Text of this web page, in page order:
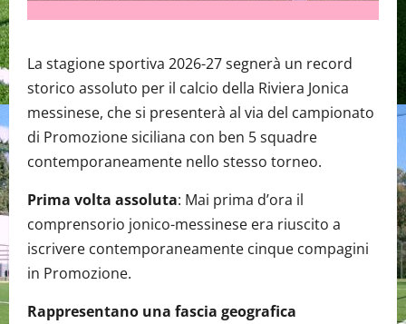
La stagione sportiva 2026-27 segnerà un record
storico assoluto per il calcio della Riviera Jonica
messinese, che si presenterà al via del campionato
di Promozione siciliana con ben 5 squadre
contemporaneamente nello stesso torneo.
Prima volta assoluta: Mai prima d’ora il
comprensorio jonico-messinese era riuscito a
iscrivere contemporaneamente cinque compagini
in Promozione.
Rappresentano una fascia geografica